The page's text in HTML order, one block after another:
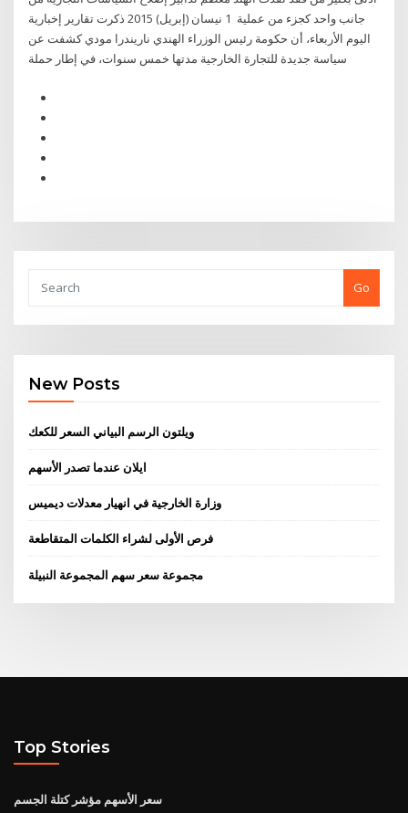
جانب واحد كجزء من عملية 1 نيسان (إبريل) 2015 ذكرت تقارير إخبارية
اليوم الأربعاء، أن حكومة رئيس الوزراء الهندي ناريندرا مودي كشفت عن
Go
New Posts
ويلتون الرسم البياني السعر للكعك
ايلان عندما تصدر الأسهم
وزارة الخارجية في انهيار معدلات ديميس
فرص الأولى لشراء الكلمات المتقاطعة
مجموعة سعر سهم المجموعة النبيلة
Top Stories
سعر الأسهم مؤشر كتلة الجسم